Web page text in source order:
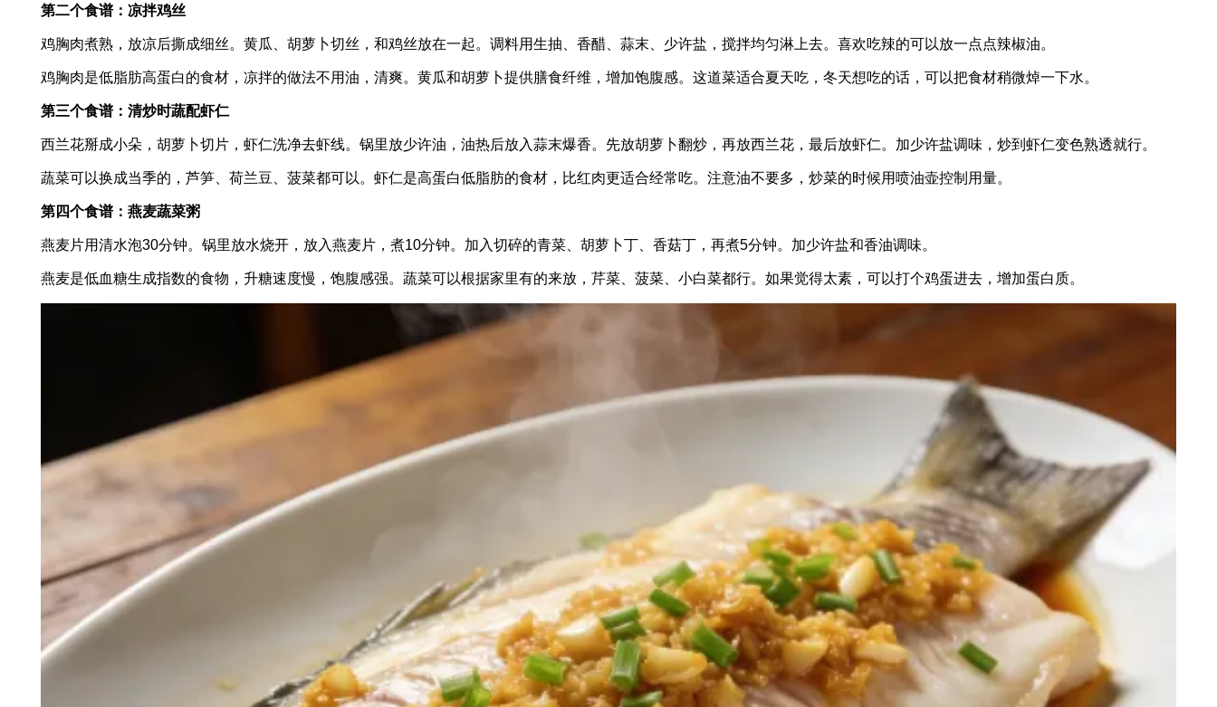
第二个食谱：凉拌鸡丝
鸡胸肉煮熟，放凉后撕成细丝。黄瓜、胡萝卜切丝，和鸡丝放在一起。调料用生抽、香醋、蒜末、少许盐，搅拌均匀淋上去。喜欢吃辣的可以放一点点辣椒油。
鸡胸肉是低脂肪高蛋白的食材，凉拌的做法不用油，清爽。黄瓜和胡萝卜提供膳食纤维，增加饱腹感。这道菜适合夏天吃，冬天想吃的话，可以把食材稍微焯一下水。
第三个食谱：清炒时蔬配虾仁
西兰花掰成小朵，胡萝卜切片，虾仁洗净去虾线。锅里放少许油，油热后放入蒜末爆香。先放胡萝卜翻炒，再放西兰花，最后放虾仁。加少许盐调味，炒到虾仁变色熟透就行。
蔬菜可以换成当季的，芦笋、荷兰豆、菠菜都可以。虾仁是高蛋白低脂肪的食材，比红肉更适合经常吃。注意油不要多，炒菜的时候用喷油壶控制用量。
第四个食谱：燕麦蔬菜粥
燕麦片用清水泡30分钟。锅里放水烧开，放入燕麦片，煮10分钟。加入切碎的青菜、胡萝卜丁、香菇丁，再煮5分钟。加少许盐和香油调味。
燕麦是低血糖生成指数的食物，升糖速度慢，饱腹感强。蔬菜可以根据家里有的来放，芹菜、菠菜、小白菜都行。如果觉得太素，可以打个鸡蛋进去，增加蛋白质。